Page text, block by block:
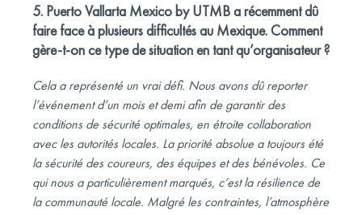
5. Puerto Vallarta Mexico by UTMB a récemment dû
faire face à plusieurs difficultés au Mexique. Comment
gère-t-on ce type de situation en tant qu’organisateur ?
Cela a représenté un vrai défi. Nous avons dû reporter
l’événement d’un mois et demi afin de garantir des
conditions de sécurité optimales, en étroite collaboration
avec les autorités locales. La priorité absolue a toujours été
la sécurité des coureurs, des équipes et des bénévoles. Ce
qui nous a particulièrement marqués, c’est la résilience de
la communauté locale. Malgré les contraintes, l’atmosphère